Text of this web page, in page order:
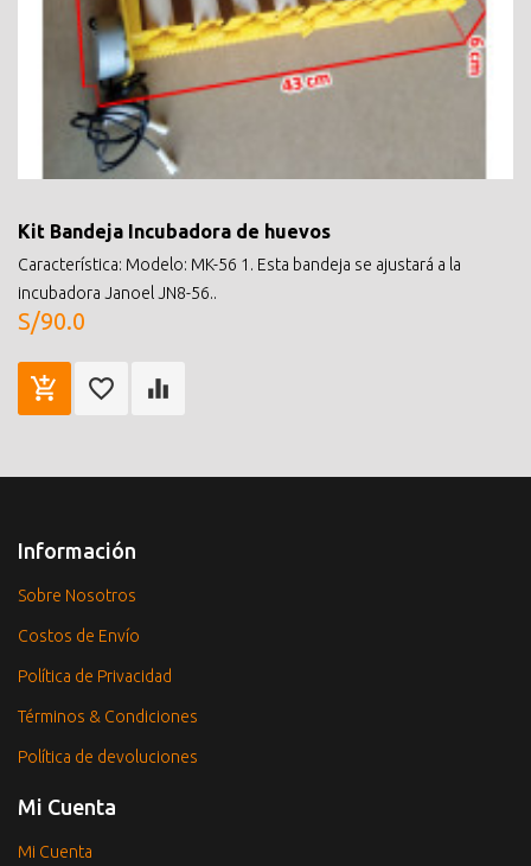
Kit Bandeja Incubadora de huevos
Característica: Modelo: MK-56 1. Esta bandeja se ajustará a la
incubadora Janoel JN8-56..
S/90.0
Información
Sobre Nosotros
Costos de Envío
Política de Privacidad
Términos & Condiciones
Política de devoluciones
Mi Cuenta
Mi Cuenta